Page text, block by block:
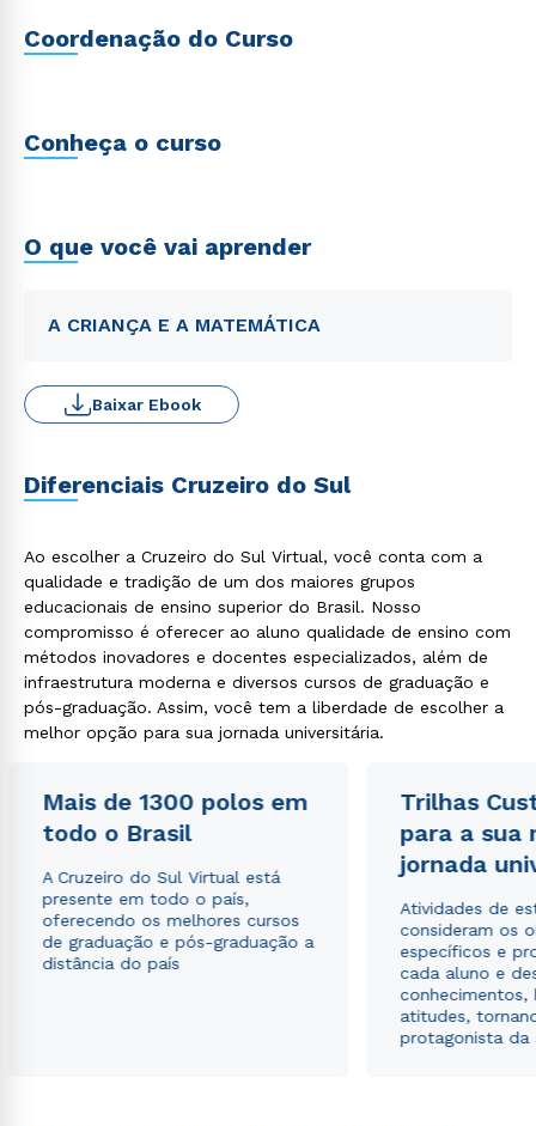
Coordenação do Curso
Conheça o curso
O que você vai aprender
A CRIANÇA E A MATEMÁTICA
Baixar Ebook
Diferenciais Cruzeiro do Sul
Ao escolher a Cruzeiro do Sul Virtual, você conta com a
qualidade e tradição de um dos maiores grupos
educacionais de ensino superior do Brasil. Nosso
compromisso é oferecer ao aluno qualidade de ensino com
métodos inovadores e docentes especializados, além de
infraestrutura moderna e diversos cursos de graduação e
pós-graduação. Assim, você tem a liberdade de escolher a
melhor opção para sua jornada universitária.
Mais de 1300 polos em
todo o Brasil
A Cruzeiro do Sul Virtual está
presente em todo o país,
oferecendo os melhores cursos
de graduação e pós-graduação a
distância do país
Trilhas
para a sua
jornada
Atividades de
consideram os
específicos e
cada aluno e
conhecimentos,
atitudes,
protagonista da